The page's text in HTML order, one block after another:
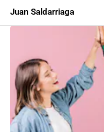
Juan Saldarriaga